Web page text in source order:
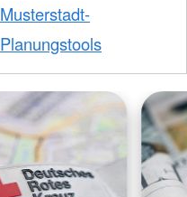
Musterstadt-
Planungstools